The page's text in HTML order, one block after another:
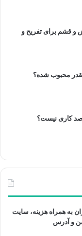
و قشم برای تفریح و
محبوب شده؟
کاری نیست؟
به همراه هزینه، سایت
و آدرس